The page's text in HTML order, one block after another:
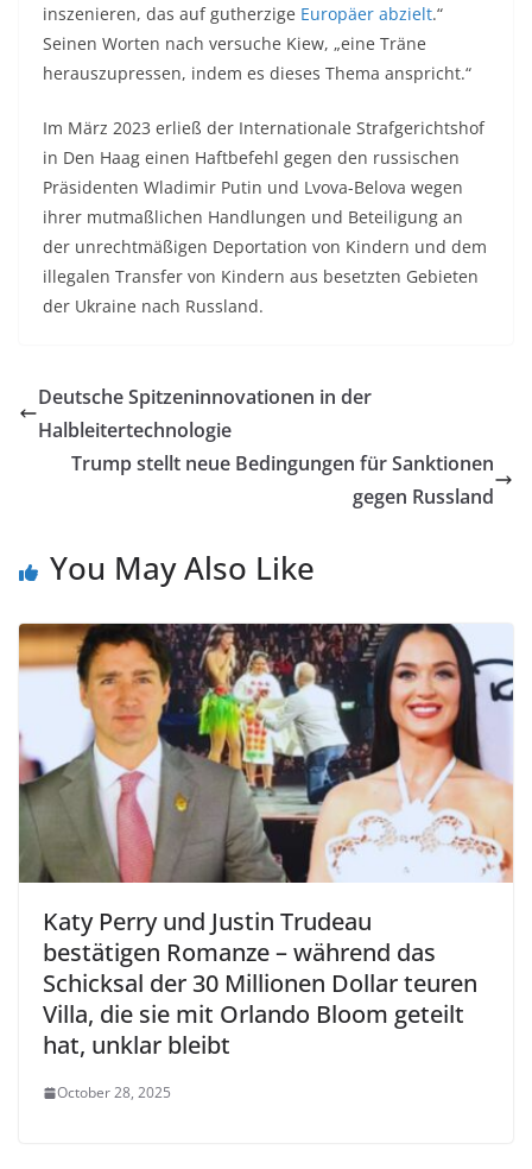
inszenieren, das auf gutherzige Europäer abzielt.“
Seinen Worten nach versuche Kiew, „eine Träne
herauszupressen, indem es dieses Thema anspricht.“
Im März 2023 erließ der Internationale Strafgerichtshof
in Den Haag einen Haftbefehl gegen den russischen
Präsidenten Wladimir Putin und Lvova-Belova wegen
ihrer mutmaßlichen Handlungen und Beteiligung an
der unrechtmäßigen Deportation von Kindern und dem
illegalen Transfer von Kindern aus besetzten Gebieten
der Ukraine nach Russland.
Deutsche Spitzeninnovationen in der
Halbleitertechnologie
Trump stellt neue Bedingungen für Sanktionen
gegen Russland
You May Also Like
Katy Perry und Justin Trudeau
bestätigen Romanze – während das
Schicksal der 30 Millionen Dollar teuren
Villa, die sie mit Orlando Bloom geteilt
hat, unklar bleibt
October 28, 2025